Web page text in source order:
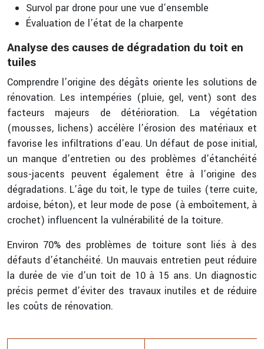
Survol par drone pour une vue d’ensemble
Évaluation de l’état de la charpente
Analyse des causes de dégradation du toit en
tuiles
Comprendre l’origine des dégâts oriente les solutions de
rénovation. Les intempéries (pluie, gel, vent) sont des
facteurs majeurs de détérioration. La végétation
(mousses, lichens) accélère l’érosion des matériaux et
favorise les infiltrations d’eau. Un défaut de pose initial,
un manque d’entretien ou des problèmes d’étanchéité
sous-jacents peuvent également être à l’origine des
dégradations. L’âge du toit, le type de tuiles (terre cuite,
ardoise, béton), et leur mode de pose (à emboîtement, à
crochet) influencent la vulnérabilité de la toiture.
Environ 70% des problèmes de toiture sont liés à des
défauts d’étanchéité. Un mauvais entretien peut réduire
la durée de vie d’un toit de 10 à 15 ans. Un diagnostic
précis permet d’éviter des travaux inutiles et de réduire
les coûts de rénovation.